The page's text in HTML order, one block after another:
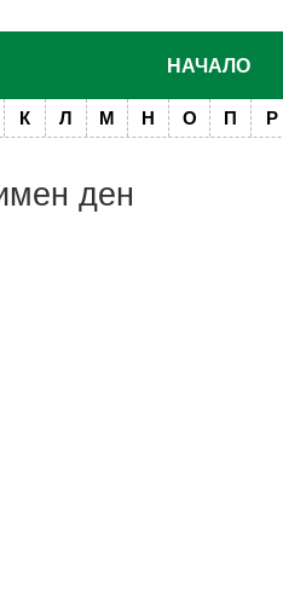
НАЧАЛО
К Л М Н О П Р
ден